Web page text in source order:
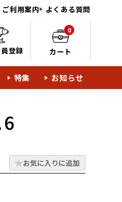
ご利用案内 よくある質問
登録
0
カート
特集 お知らせ
お気に入りに追加